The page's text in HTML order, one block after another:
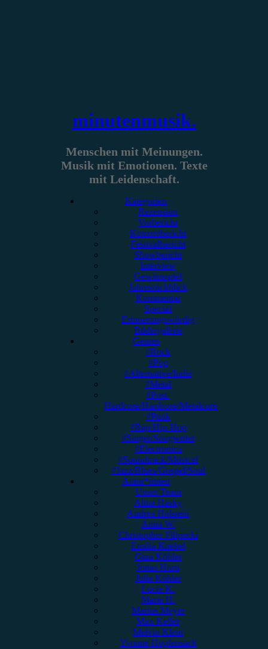
minutenmusik.
Menschen mit Meinungen.
Musik mit Emotionen. Texte
mit Leidenschaft.
Kategorien
Rezension
Vorbericht
Konzertbericht
Festivalbericht
Showbericht
Interview
Gewinnspiel
Jahresrückblick
Kommentar
Special
Erinnerungswürdig
Bildergalerie
Genres
#Rock
#Pop
#Alternative/Indie
#Metal
#Post-
Hardcore/Hardcore/Metalcore
#Punk
#Rap/Hip-Hop
#Singer/Songwriter
#Electronica
#Soundtrack/Musical
#Jazz/Blues/Gospel/Soul
Autor*innen
Unser Team
Alina Hasky
Andrea Holstein
Anna W.
Christopher Filipecki
Emilia Knebel
Gina Köhler
Jonas Horn
Julia Köhler
Lucie K.
Marie H.
Marius Meyer
Max Keller
Melvin Klein
Yvonne Hopfensack